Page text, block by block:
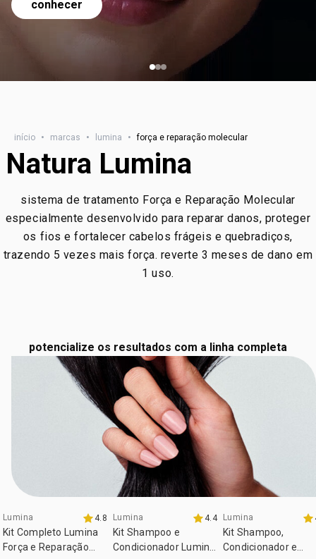
conhecer
início • marcas • lumina • força e reparação molecular
Natura Lumina
sistema de tratamento Força e Reparação Molecular
especialmente desenvolvido para reparar danos, proteger
os fios e fortalecer cabelos frágeis e quebradiços,
trazendo 5 vezes mais força. reverte 3 meses de dano em
1 uso.
potencialize os resultados com a linha completa
exclusivo aqui
Lumina 4.8
Kit Completo Lumina
Força e Reparação
exclusivo aqui
Lumina 4.4
Kit Shampoo e
Condicionador Lumina
exclusivo aqui
Lumina
Kit Shampoo,
Condicionador e